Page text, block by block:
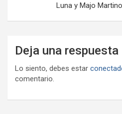
Luna y Majo
Deja una respuesta
Lo siento, debes estar
comentario.